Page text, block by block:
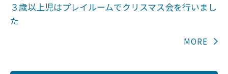
３歳以上児はプレイルームでクリスマス会を行いまし
た